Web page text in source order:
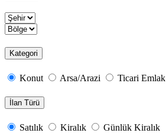
Kategori
Konut Arsa/Arazi Ticari Emlak
İlan Türü
Satılık Kiralık Günlük Kiralık